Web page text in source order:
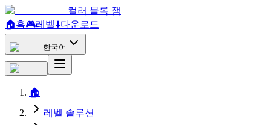
컬러 블록 잼
🏠홈🎮레벨⬇️다운로드
한국어
🏠
레벨 솔루션